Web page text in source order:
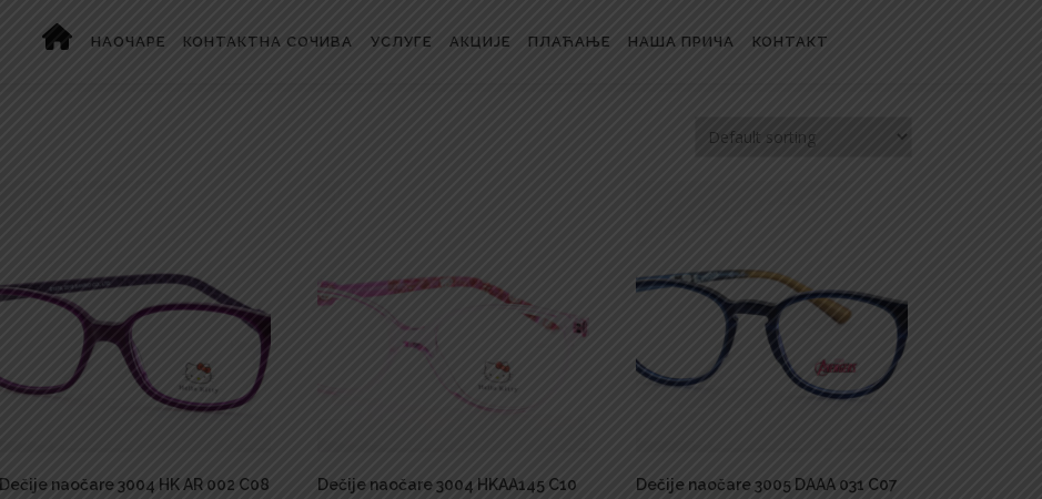
НАОЧАРЕ КОНТАКТНА СОЧИВА УСЛУГЕ АКЦИЈЕ ПЛАЋАЊЕ НАША ПРИЧА КОНТАКТ
Dečije naočare 3004 HK AR 002 C08 Dečije naočare 3004 HKAA145 C10 Dečije naočare 3005 DAAA 031 C07